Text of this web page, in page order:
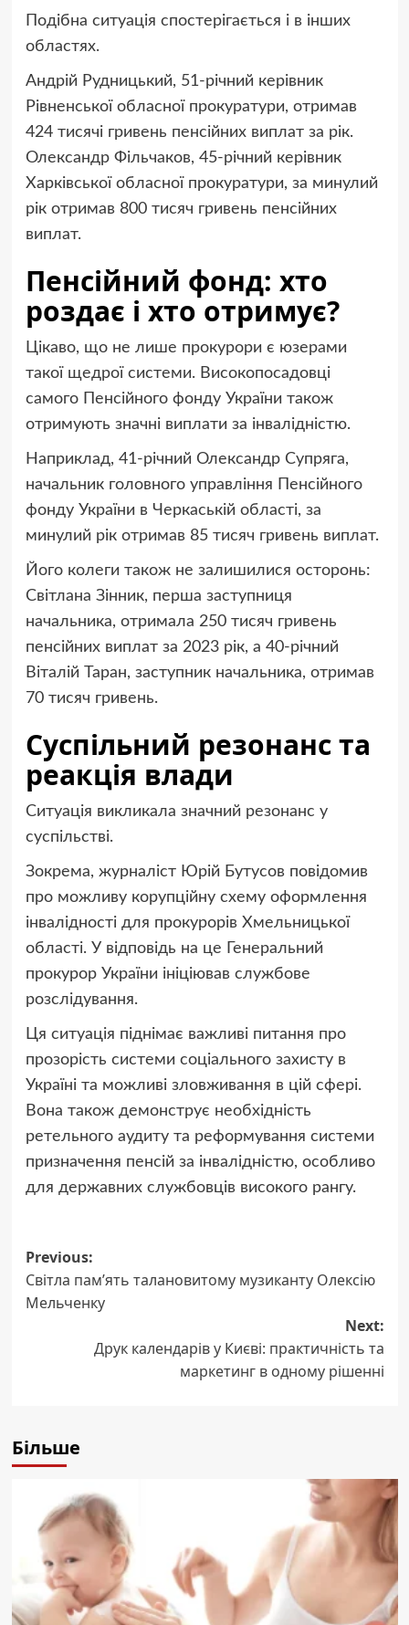
Подібна ситуація спостерігається і в інших
областях.
Андрій Рудницький, 51-річний керівник
Рівненської обласної прокуратури, отримав
424 тисячі гривень пенсійних виплат за рік.
Олександр Фільчаков, 45-річний керівник
Харківської обласної прокуратури, за минулий
рік отримав 800 тисяч гривень пенсійних
виплат.
Пенсійний фонд: хто
роздає і хто отримує?
Цікаво, що не лише прокурори є юзерами
такої щедрої системи. Високопосадовці
самого Пенсійного фонду України також
отримують значні виплати за інвалідністю.
Наприклад, 41-річний Олександр Супряга,
начальник головного управління Пенсійного
фонду України в Черкаській області, за
минулий рік отримав 85 тисяч гривень виплат.
Його колеги також не залишилися осторонь:
Світлана Зінник, перша заступниця
начальника, отримала 250 тисяч гривень
пенсійних виплат за 2023 рік, а 40-річний
Віталій Таран, заступник начальника, отримав
70 тисяч гривень.
Суспільний резонанс та
реакція влади
Ситуація викликала значний резонанс у
суспільстві.
Зокрема, журналіст Юрій Бутусов повідомив
про можливу корупційну схему оформлення
інвалідності для прокурорів Хмельницької
області. У відповідь на це Генеральний
прокурор України ініціював службове
розслідування.
Ця ситуація піднімає важливі питання про
прозорість системи соціального захисту в
Україні та можливі зловживання в цій сфері.
Вона також демонструє необхідність
ретельного аудиту та реформування системи
призначення пенсій за інвалідністю, особливо
для державних службовців високого рангу.
Post
navigation
Previous:
Світла пам’ять талановитому музиканту Олексію
Мельченку
Next:
Друк календарів у Києві: практичність та
маркетинг в одному рішенні
Більше